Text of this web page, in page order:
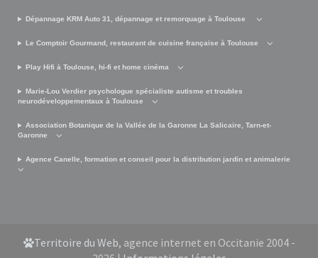
Dépannage KRM Auto 31, dépannage et remorquage à Toulouse
Le Comptoir Gourmand, restaurant de cuisine française à Toulouse
Play Hifi à Toulouse, hi-fi et home cinéma
Marie-Lou Verdier psychologue spécialiste autisme et troubles
neurodéveloppementaux à Toulouse
Association Botanique de la Vallée de la Garonne La Salicaire, Tarn-et-
Garonne
Agence Canelle, formation et conseil pour la distribution jardin et animalerie
Territoire du Web, agence internet en Occitanie 2004 -